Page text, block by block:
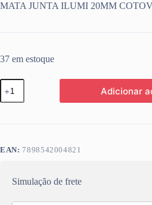
MATA JUNTA ILUMI 20MM
37 em estoque
MATA
JUNTA
ILUMI
6201
Adicionar
EAN: 7898542004821
Simulação de frete